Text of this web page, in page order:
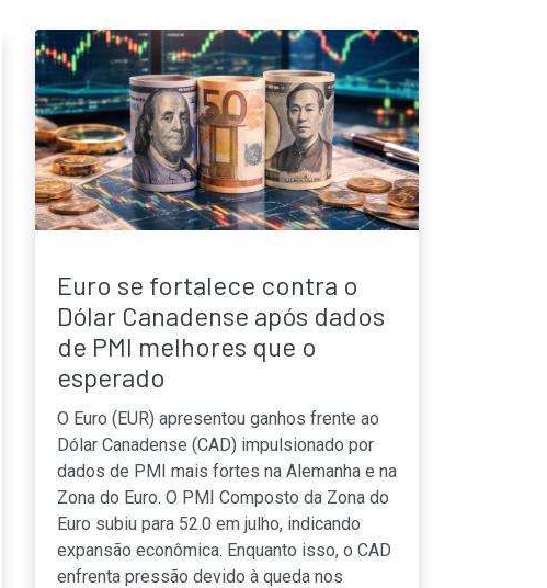
Euro se fortalece contra o
Dólar Canadense após dados
de PMI melhores que o
esperado
O Euro (EUR) apresentou ganhos frente ao
Dólar Canadense (CAD) impulsionado por
dados de PMI mais fortes na Alemanha e na
Zona do Euro. O PMI Composto da Zona do
Euro subiu para 52.0 em julho, indicando
expansão econômica. Enquanto isso, o CAD
enfrenta pressão devido à queda nos